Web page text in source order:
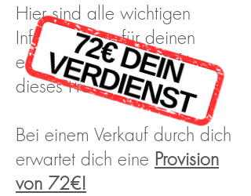
Hier sind alle wichtigen
Informationen für deinen
erfolgreichen Vertrieb für
dieses Produkt.
Bei einem Verkauf durch dich
erwartet dich eine Provision
von 72€!